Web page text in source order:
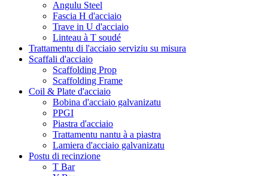
Angulu Steel
Fascia H d'acciaio
Trave in U d'acciaio
Linteau à T soudé
Trattamentu di l'acciaio serviziu su misura
Scaffali d'acciaio
Scaffolding Prop
Scaffolding Frame
Coil & Plate d'acciaio
Bobina d'acciaio galvanizatu
PPGI
Piastra d'acciaio
Trattamentu nantu à a piastra
Lamiera d'acciaio galvanizatu
Postu di recinzione
T Bar